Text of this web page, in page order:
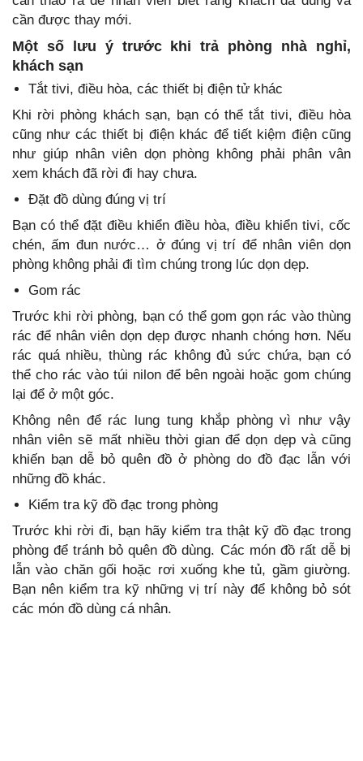
cần được thay mới.
Một số lưu ý trước khi trả phòng nhà nghỉ,
khách sạn
Tắt tivi, điều hòa, các thiết bị điện tử khác
Khi rời phòng khách sạn, bạn có thể tắt tivi, điều hòa
cũng như các thiết bị điện khác để tiết kiệm điện cũng
như giúp nhân viên dọn phòng không phải phân vân
xem khách đã rời đi hay chưa.
Đặt đồ dùng đúng vị trí
Bạn có thể đặt điều khiển điều hòa, điều khiển tivi, cốc
chén, ấm đun nước… ở đúng vị trí để nhân viên dọn
phòng không phải đi tìm chúng trong lúc dọn dẹp.
Gom rác
Trước khi rời phòng, bạn có thể gom gọn rác vào thùng
rác để nhân viên dọn dẹp được nhanh chóng hơn. Nếu
rác quá nhiều, thùng rác không đủ sức chứa, bạn có
thể cho rác vào túi nilon để bên ngoài hoặc gom chúng
lại để ở một góc.
Không nên để rác lung tung khắp phòng vì như vậy
nhân viên sẽ mất nhiều thời gian để dọn dẹp và cũng
khiến bạn dễ bỏ quên đồ ở phòng do đồ đạc lẫn với
những đồ khác.
Kiểm tra kỹ đồ đạc trong phòng
Trước khi rời đi, bạn hãy kiểm tra thật kỹ đồ đạc trong
phòng để tránh bỏ quên đồ dùng. Các món đồ rất dễ bị
lẫn vào chăn gối hoặc rơi xuống khe tủ, gầm giường.
Bạn nên kiểm tra kỹ những vị trí này để không bỏ sót
các món đồ dùng cá nhân.